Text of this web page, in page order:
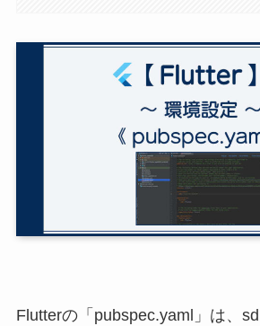
Flutterの「pubspec.yaml」は、